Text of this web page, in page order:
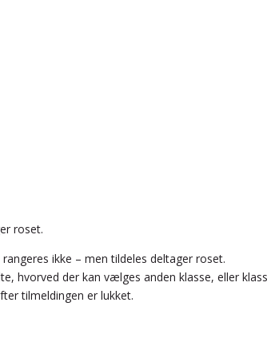
roset.
ikke – men tildeles deltager roset.
hvorved der kan vælges anden klasse, eller
tilmeldingen er lukket.